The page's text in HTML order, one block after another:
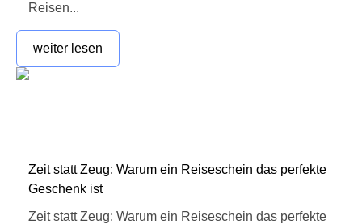
Reisen...
weiter lesen
Zeit statt Zeug: Warum ein Reiseschein das perfekte
Geschenk ist
Zeit statt Zeug: Warum ein Reiseschein das perfekte